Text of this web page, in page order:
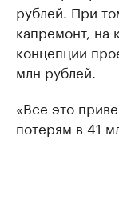
рублей. При
капремонт, на
концепции
млн рублей.
«Все это
потерям в 41